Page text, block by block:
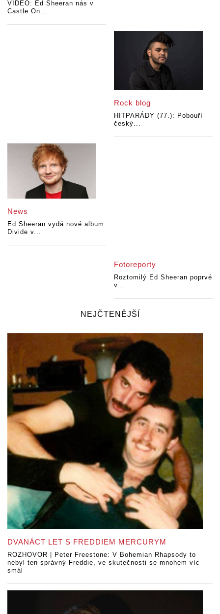
VIDEO: Ed Sheeran nás v
Castle On...
Rock blog
HITPARÁDY (77.): Pobouří
český...
News
Ed Sheeran vydá nové album
Divide v...
Fotoreporty
Roztomilý Ed Sheeran poprvé
v...
NEJČTENĚJŠÍ
DVANÁCT LET S FREDDIEM MERCURYM
ROZHOVOR | Peter Freestone: V Bohemian Rhapsody to
nebyl ten správný Freddie, ve skutečnosti se mnohem víc
smál